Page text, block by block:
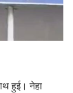
हुई। नेहा